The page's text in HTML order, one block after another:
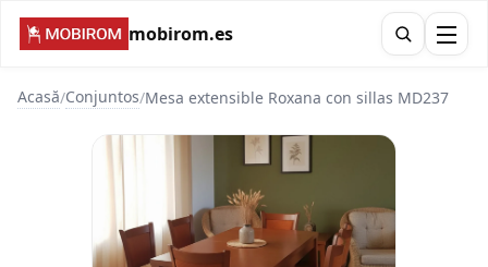
mobirom.es
Acasă/Conjuntos/Mesa extensible Roxana con sillas MD237